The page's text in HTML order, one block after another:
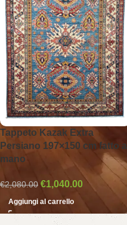
Tappeto Kazak Extra
Persiano 197×150 cm fatto a
mano
€2,080.00 €1,040.00
Aggiungi al carrello